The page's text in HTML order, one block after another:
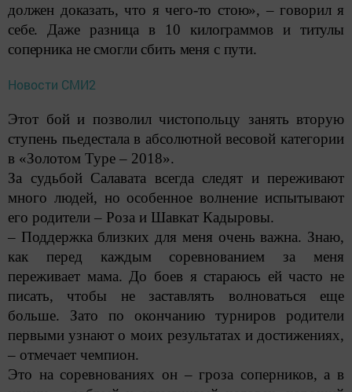
должен доказать, что я чего-то стою», – говорил я
себе. Даже разница в 10 килограммов и титулы
соперника не смогли сбить меня с пути.
Новости СМИ2
Этот бой и позволил чистопольцу занять вторую
ступень пьедестала в абсолютной весовой категории
в «Золотом Туре – 2018».
За судьбой Салавата всегда следят и переживают
много людей, но особенное волнение испытывают
его родители – Роза и Шавкат Кадыровы.
– Поддержка близких для меня очень важна. Знаю,
как перед каждым соревнованием за меня
переживает мама. До боев я стараюсь ей часто не
писать, чтобы не заставлять волноваться еще
больше. Зато по окончанию турниров родители
первыми узнают о моих результатах и достижениях,
– отмечает чемпион.
Это на соревнованиях он – гроза соперников, а в